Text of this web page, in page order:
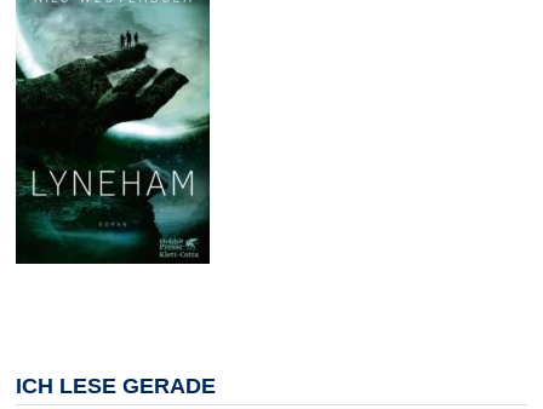
ICH LESE GERADE